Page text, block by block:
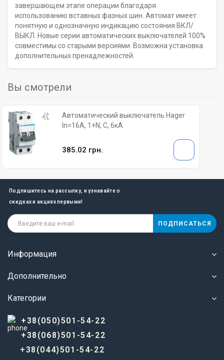
завершающем этапе операции благодаря
использованию вставных фазных шин. Автомат имеет
понятную и однозначную индикацию состояния ВКЛ/
ВЫКЛ. Новые серии автоматических выключателей 100%
совместимы со старыми версиями. Возможна установка
дополнительных пренадлежностей.
Вы смотрели
Автоматический выключатель Hager
In=16A, 1+N, C, 6кА
385.02 грн.
Подпишитесь на рассылку, и узнавайте о
скидках и акциях первыми!
ПОДПИСАТЬСЯ
Информация
Дополнительно
Категории
+38(050)501-54-22
+38(068)501-54-22
+38(044)501-54-22